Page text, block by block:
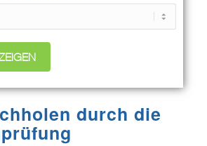
durch die